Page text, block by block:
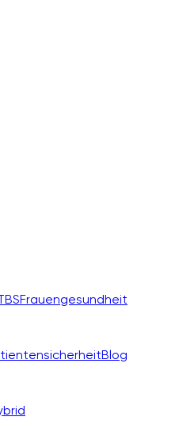
Frauengesundheit
Blog